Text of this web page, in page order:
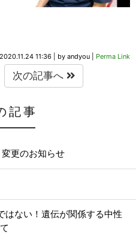
2020.11.24 11:36 by andyou Perma Link
次の記事へ
記事
更のお知らせ
はない！遺伝が関係する中性